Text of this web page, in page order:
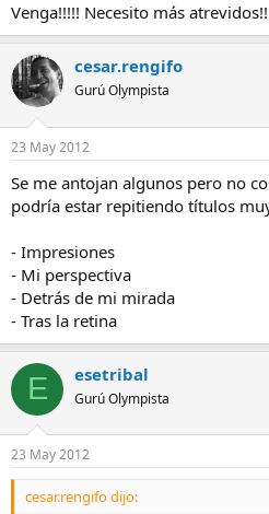
Venga!!!!! Necesito más
cesar.rengifo
Gurú Olympista
23 May 2012
Se me antojan algunos pero no
podría estar repitiendo títulos
- Impresiones
- Mi perspectiva
- Detrás de mi mirada
- Tras la retina
E esetribal
Gurú Olympista
23 May 2012
cesar.rengifo dijo: